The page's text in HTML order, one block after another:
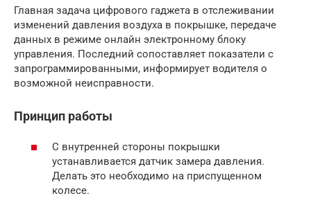
Главная задача цифрового гаджета в отслеживании
изменений давления воздуха в покрышке, передаче
данных в режиме онлайн электронному блоку
управления. Последний сопоставляет показатели с
запрограммированными, информирует водителя о
возможной неисправности.
Принцип работы
С внутренней стороны покрышки
устанавливается датчик замера давления.
Делать это необходимо на приспущенном
колесе.